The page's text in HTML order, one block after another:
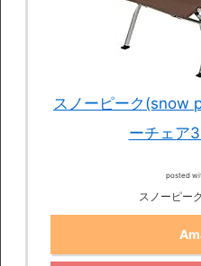
スノーピーク(snow
ーチェア
posted
スノーピー